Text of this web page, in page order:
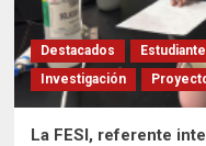
Destacados
Investigación
La FESI, referente